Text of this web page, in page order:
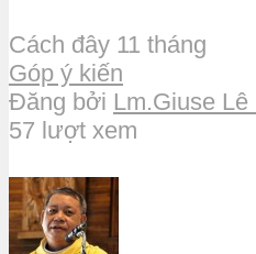
Cách đây 11 tháng
Góp ý kiến
Đăng bởi Lm.Giuse
57 lượt xem